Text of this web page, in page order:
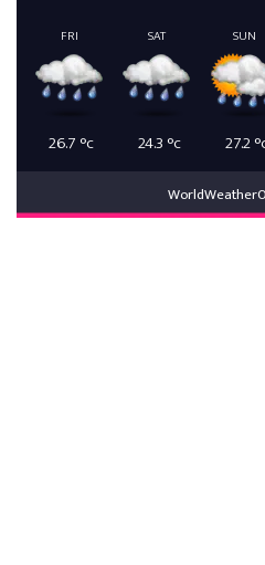
FRI
26.7 °c
SAT
24.3 °c
SUN
27.2